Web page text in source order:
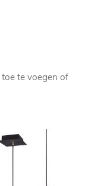
te voegen of